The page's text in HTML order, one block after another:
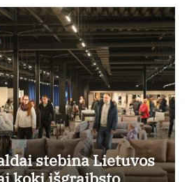
stebina Lietuvos
kokį išgraibsto